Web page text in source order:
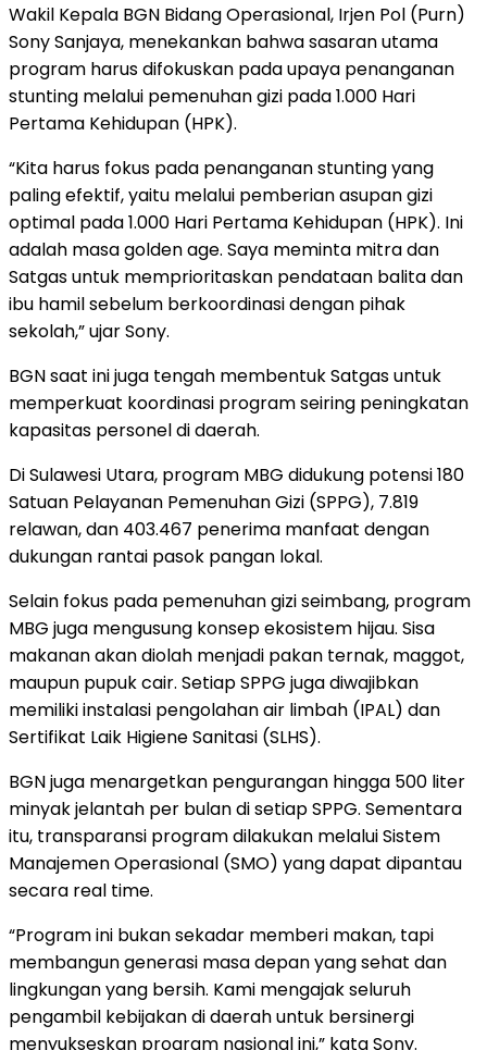
Wakil Kepala BGN Bidang Operasional, Irjen Pol (Purn)
Sony Sanjaya, menekankan bahwa sasaran utama
program harus difokuskan pada upaya penanganan
stunting melalui pemenuhan gizi pada 1.000 Hari
Pertama Kehidupan (HPK).
“Kita harus fokus pada penanganan stunting yang
paling efektif, yaitu melalui pemberian asupan gizi
optimal pada 1.000 Hari Pertama Kehidupan (HPK). Ini
adalah masa golden age. Saya meminta mitra dan
Satgas untuk memprioritaskan pendataan balita dan
ibu hamil sebelum berkoordinasi dengan pihak
sekolah,” ujar Sony.
BGN saat ini juga tengah membentuk Satgas untuk
memperkuat koordinasi program seiring peningkatan
kapasitas personel di daerah.
Di Sulawesi Utara, program MBG didukung potensi 180
Satuan Pelayanan Pemenuhan Gizi (SPPG), 7.819
relawan, dan 403.467 penerima manfaat dengan
dukungan rantai pasok pangan lokal.
Selain fokus pada pemenuhan gizi seimbang, program
MBG juga mengusung konsep ekosistem hijau. Sisa
makanan akan diolah menjadi pakan ternak, maggot,
maupun pupuk cair. Setiap SPPG juga diwajibkan
memiliki instalasi pengolahan air limbah (IPAL) dan
Sertifikat Laik Higiene Sanitasi (SLHS).
BGN juga menargetkan pengurangan hingga 500 liter
minyak jelantah per bulan di setiap SPPG. Sementara
itu, transparansi program dilakukan melalui Sistem
Manajemen Operasional (SMO) yang dapat dipantau
secara real time.
“Program ini bukan sekadar memberi makan, tapi
membangun generasi masa depan yang sehat dan
lingkungan yang bersih. Kami mengajak seluruh
pengambil kebijakan di daerah untuk bersinergi
menyukseskan program nasional ini,” kata Sony.